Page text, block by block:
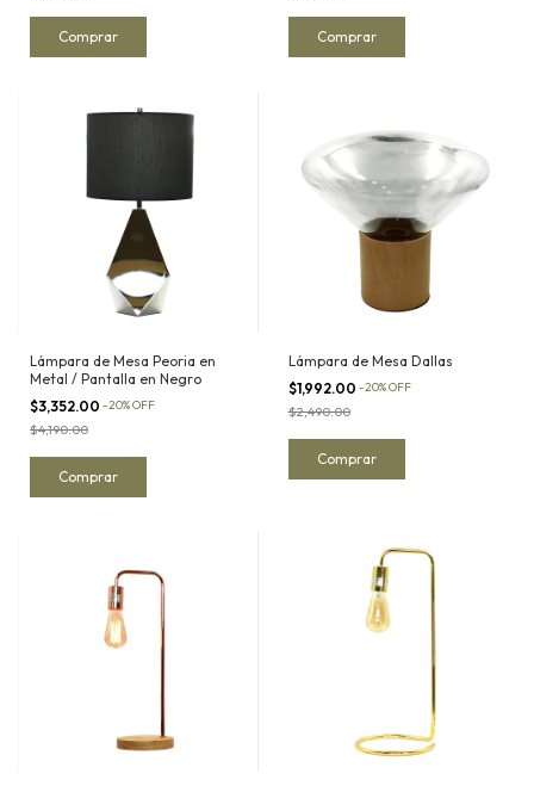
Lámpara de Mesa Peoria en
Metal / Pantalla en Negro
$3,352.00 -20%OFF
$4,190.00
Lámpara de Mesa Dallas
$1,992.00 -20%OFF
$2,490.00